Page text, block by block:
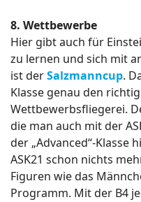
8. Wettbewerbe
Hier gibt auch für
zu lernen und sich mit
ist derSalzmanncup.
Klasse genau den
Wettbewerbsfliegerei.
die man auch mit der
der „Advanced“-Klasse
ASK21 schon nichts
Figuren wie das
Programm. Mit der B4